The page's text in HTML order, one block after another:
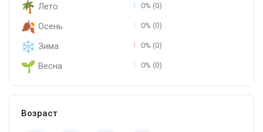
Лето 0% (0)
Осень 0% (0)
Зима 0% (0)
Весна 0% (0)
Возраст